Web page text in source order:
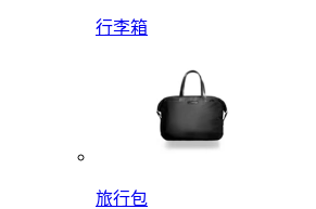
行李箱
旅行包